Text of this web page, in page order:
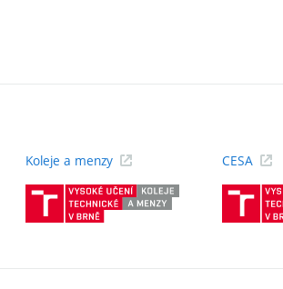
Koleje a menzy
(externí
CESA